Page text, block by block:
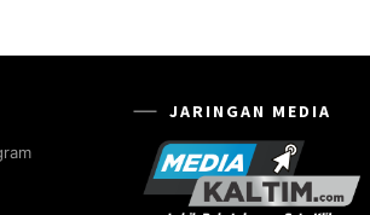
JARINGAN MEDIA